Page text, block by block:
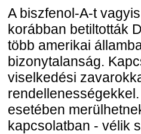
A biszfenol-A-t
korábban betiltották
több amerikai
bizonytalanság.
viselkedési
esetében
kapcsolatban - vélik